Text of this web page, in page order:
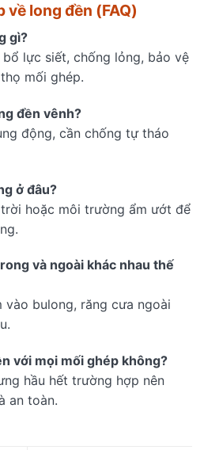
long đền (FAQ)
gì?
lực siết, chống lỏng, bảo vệ
mối ghép.
đền vênh?
động, cần chống tự tháo
ở đâu?
hoặc môi trường ẩm ướt để
và ngoài khác nhau thế
vào bulong, răng cưa ngoài
với mọi mối ghép không?
hầu hết trường hợp nên
an toàn.